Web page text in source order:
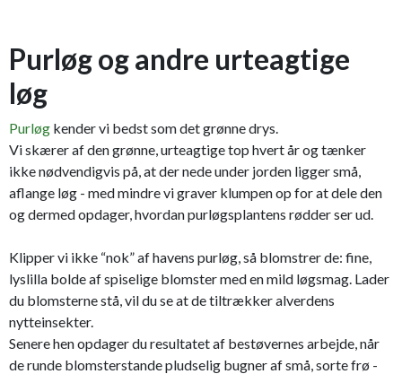
Purløg og andre urteagtige
løg
Purløg kender vi bedst som det grønne drys.
Vi skærer af den grønne, urteagtige top hvert år og tænker
ikke nødvendigvis på, at der nede under jorden ligger små,
aflange løg - med mindre vi graver klumpen op for at dele den
og dermed opdager, hvordan purløgsplantens rødder ser ud.
Klipper vi ikke “nok” af havens purløg, så blomstrer de: fine,
lyslilla bolde af spiselige blomster med en mild løgsmag. Lader
du blomsterne stå, vil du se at de tiltrækker alverdens
nytteinsekter.
Senere hen opdager du resultatet af bestøvernes arbejde, når
de runde blomsterstande pludselig bugner af små, sorte frø -